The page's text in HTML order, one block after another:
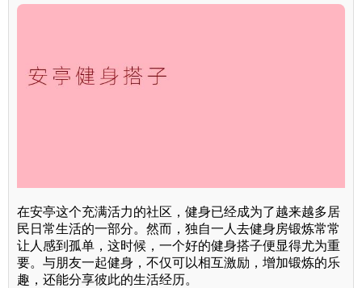
在安亭这个充满活力的社区，健身已经成为了越来越多居
民日常生活的一部分。然而，独自一人去健身房锻炼常常
让人感到孤单，这时候，一个好的健身搭子便显得尤为重
要。与朋友一起健身，不仅可以相互激励，增加锻炼的乐
趣，还能分享彼此的生活经历。